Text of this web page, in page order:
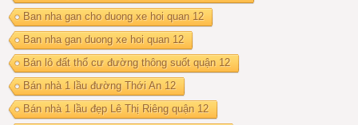
Ban nha gan cho duong xe hoi quan 12
Ban nha gan duong xe hoi quan 12
Bán lô đất thổ cư đường thông suốt quận 12
Bán nhà 1 lầu đường Thới An 12
Bán nhà 1 lầu đẹp Lê Thị Riêng quận 12